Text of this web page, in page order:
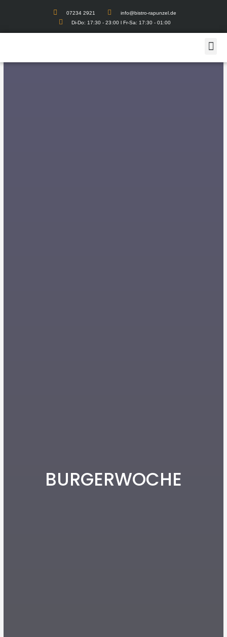
07234 2921
info@bistro-rapunzel.de
Di-Do: 17:30 - 23:00 l Fr-Sa: 17:30 - 01:00
BURGERWOCHE